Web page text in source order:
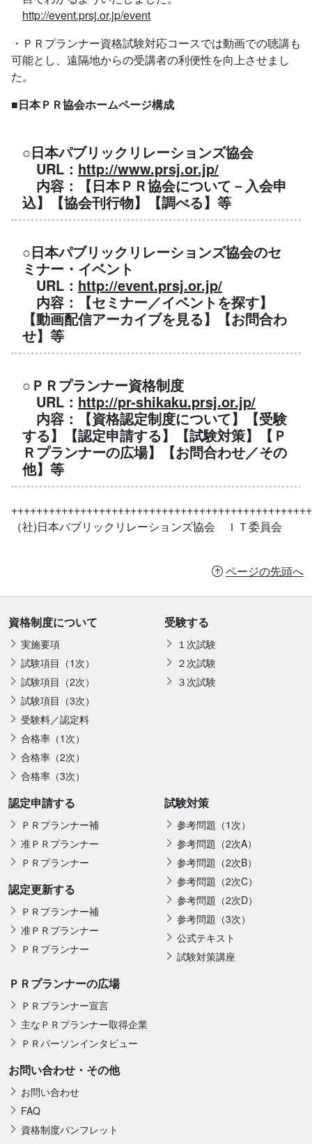
http://event.prsj.or.jp/event
・ＰＲプランナー資格試験対応コースでは動画での聴講も
可能とし、遠隔地からの受講者の利便性を向上させまし
た。
■日本ＰＲ協会ホームページ構成
○日本パブリックリレーションズ協会
URL： http://www.prsj.or.jp/
内容：【日本ＰＲ協会について－入会申
込】【協会刊行物】【調べる】等
○日本パブリックリレーションズ協会のセ
ミナー・イベント
URL： http://event.prsj.or.jp/
内容：【セミナー／イベントを探す】
【動画配信アーカイブを見る】【お問合わ
せ】等
○ＰＲプランナー資格制度
URL： http://pr-shikaku.prsj.or.jp/
内容：【資格認定制度について】【受験
する】【認定申請する】【試験対策】【Ｐ
Ｒプランナーの広場】【お問合わせ／その
他】等
++++++++++++++++++++++++++++++++++++++++++++++++
（社)日本パブリックリレーションズ協会 ＩＴ委員会
ページの先頭へ
資格制度について
実施要項
試験項目（1次）
試験項目（2次）
試験項目（3次）
受験料／認定料
合格率（1次）
合格率（2次）
合格率（3次）
受験する
１次試験
２次試験
３次試験
認定申請する
ＰＲプランナー補
准ＰＲプランナー
ＰＲプランナー
認定更新する
ＰＲプランナー補
准ＰＲプランナー
ＰＲプランナー
試験対策
参考問題（1次）
参考問題（2次A）
参考問題（2次B）
参考問題（2次C）
参考問題（2次D）
参考問題（3次）
公式テキスト
試験対策講座
ＰＲプランナーの広場
ＰＲプランナー宣言
主なＰＲプランナー取得企業
ＰＲパーソンインタビュー
お問い合わせ・その他
お問い合わせ
FAQ
資格制度パンフレット